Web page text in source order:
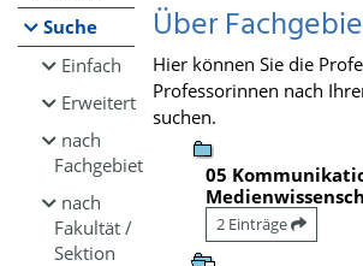
Suche
Einfach
Erweitert
nach
Fachgebiet
nach
Fakultät /
Sektion
Über
Hier können Sie die
Professorinnen nach
suchen.
05
2 Einträge